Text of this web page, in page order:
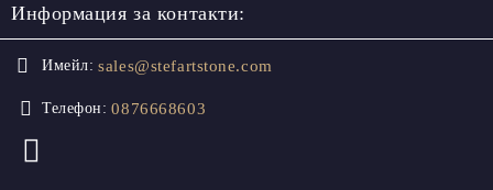
Информация за контакти:
Имейл: sales@stefartstone.com
Телефон: 0876668603